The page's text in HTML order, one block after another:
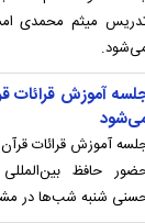
میثم محمدی
آموزش قرائات
آموزش قرائات
حافظ
شنبه شب‌ها در